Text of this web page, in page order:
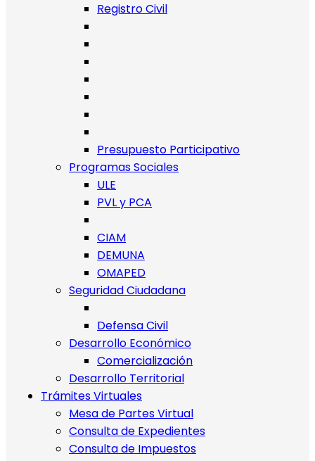
Registro Civil
Presupuesto Participativo
Programas Sociales
ULE
PVL y PCA
CIAM
DEMUNA
OMAPED
Seguridad Ciudadana
Defensa Civil
Desarrollo Económico
Comercialización
Desarrollo Territorial
Trámites Virtuales
Mesa de Partes Virtual
Consulta de Expedientes
Consulta de Impuestos